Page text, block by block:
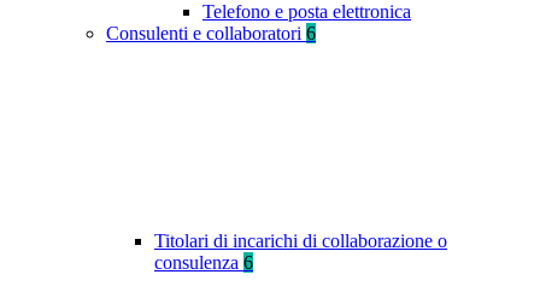
Telefono e posta elettronica
Consulenti e collaboratori 6
Titolari di incarichi di collaborazione o
consulenza 6